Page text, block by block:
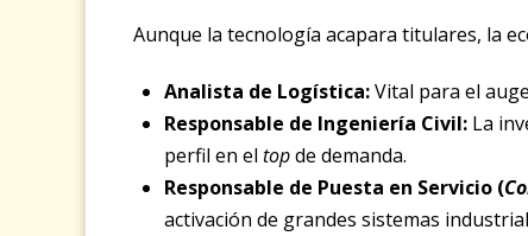
Aunque la tecnología acapara titulares, la
Analista de Logística:Vital para el
Responsable de Ingeniería Civil: La
perfil en eltopde demanda.
Responsable de Puesta en Servicio (
activación de grandes sistemas